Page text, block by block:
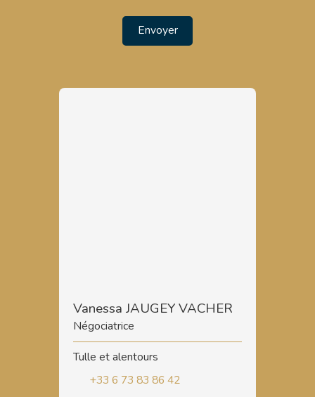
Envoyer
Vanessa JAUGEY VACHER
Négociatrice
Tulle et alentours
+33 6 73 83 86 42